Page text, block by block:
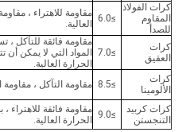
كرات الفولاذ
المقاوم
للصدأ
≥6.0
مقاومة للاهتراء ،
العالية.
كرات
العقيق
≥7.0
مقاومة فائقة للتآكل ،
المواد التي لا يمكن
الحرارة العالية.
كرات
الألومينا
≥8.5 مقاومة التآكل ، مقاومة
كرات كربيد
التنجستن
≥9.0
مقاومة فائقة
الحرارة العالية.